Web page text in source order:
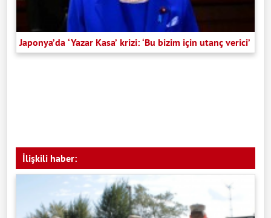
Japonya’da ‘Yazar Kasa’ krizi: ‘Bu bizim için utanç verici’
İlişkili haber: